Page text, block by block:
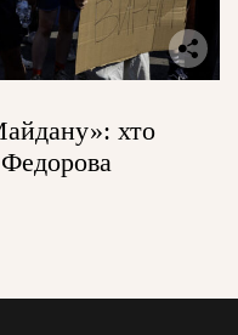
хто
Федорова